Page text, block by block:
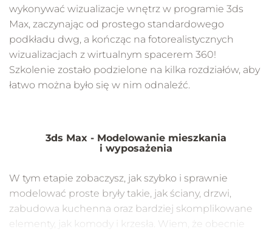
wykonywać wizualizacje wnętrz w programie 3ds
Max, zaczynając od prostego standardowego
podkładu dwg, a kończąc na fotorealistycznych
wizualizacjach z wirtualnym spacerem 360!
Szkolenie zostało podzielone na kilka rozdziałów, aby
łatwo można było się w nim odnaleźć.
3ds Max - Modelowanie mieszkania
i wyposażenia
W tym etapie zobaczysz, jak szybko i sprawnie
modelować proste bryły takie, jak ściany, drzwi,
zabudowa kuchenna oraz bardziej skomplikowane
elementy, jak komody i krzesła. Wiem, że obecnie